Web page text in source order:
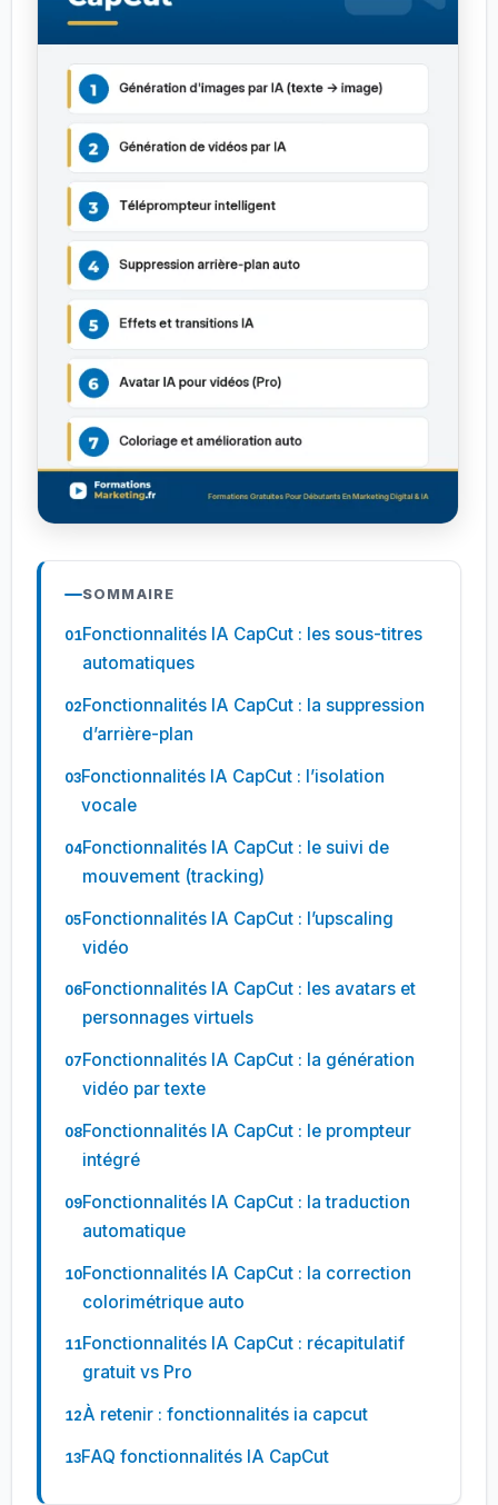
SOMMAIRE
Fonctionnalités IA CapCut : les sous-titres
automatiques
Fonctionnalités IA CapCut : la suppression
d’arrière-plan
Fonctionnalités IA CapCut : l’isolation
vocale
Fonctionnalités IA CapCut : le suivi de
mouvement (tracking)
Fonctionnalités IA CapCut : l’upscaling
vidéo
Fonctionnalités IA CapCut : les avatars et
personnages virtuels
Fonctionnalités IA CapCut : la génération
vidéo par texte
Fonctionnalités IA CapCut : le prompteur
intégré
Fonctionnalités IA CapCut : la traduction
automatique
Fonctionnalités IA CapCut : la correction
colorimétrique auto
Fonctionnalités IA CapCut : récapitulatif
gratuit vs Pro
À retenir : fonctionnalités ia capcut
FAQ fonctionnalités IA CapCut